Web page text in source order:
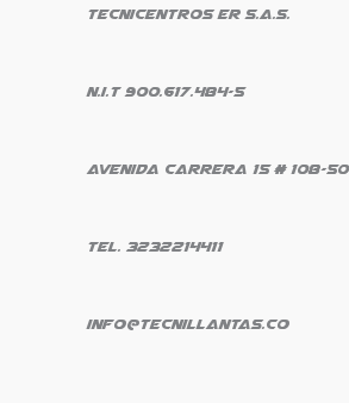
Tecnicentros ER S.A.S.
N.i.t 900.617.484-5
Avenida Carrera 15 # 108-50
Tel. 3232214411
info@tecnillantas.co